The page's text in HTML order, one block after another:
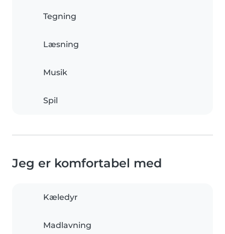
Tegning
Læsning
Musik
Spil
Jeg er komfortabel med
Kæledyr
Madlavning